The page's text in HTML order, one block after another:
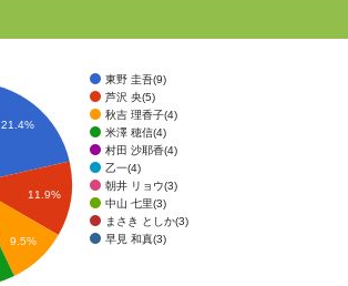
東野 圭吾(9)
芦沢 央(5)
秋吉 理香子(4)
米澤 穂信(4)
村田 沙耶香(4)
乙一(4)
朝井 リョウ(3)
中山 七里(3)
まさき としか(3)
早見 和真(3)
21.4%
11.9%
9.5%